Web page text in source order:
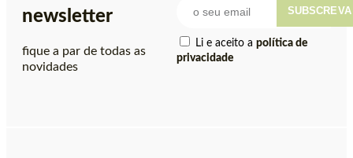
newsletter
fique a par de todas as
novidades
Li e aceito a política de
privacidade
SUBSCREVA